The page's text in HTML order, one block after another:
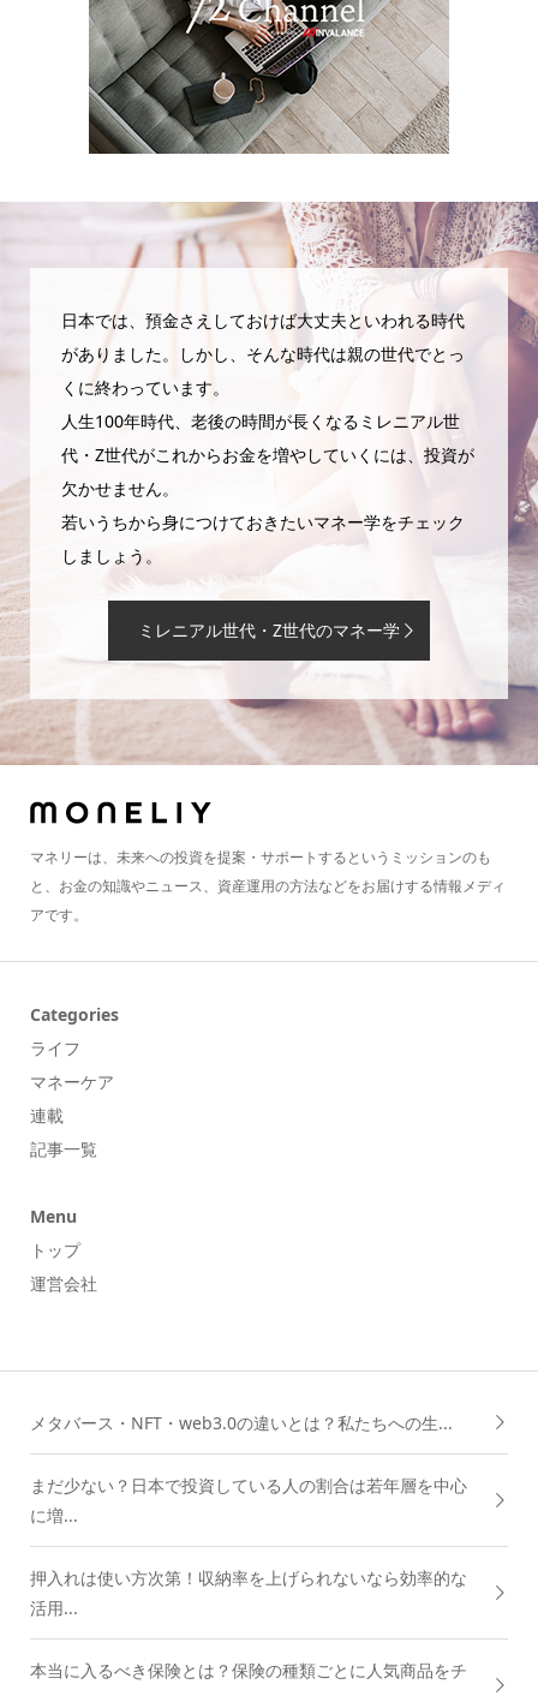
日本では、預金さえしておけば大丈夫といわれる時代
がありました。しかし、そんな時代は親の世代でとっ
くに終わっています。
人生100年時代、老後の時間が長くなるミレニアル世
代・Z世代がこれからお金を増やしていくには、投資が
欠かせません。
若いうちから身につけておきたいマネー学をチェック
しましょう。
ミレニアル世代・Z世代のマネー学
マネリーは、未来への投資を提案・サポートするというミッションのも
と、お金の知識やニュース、資産運用の方法などをお届けする情報メディ
アです。
Categories
ライフ
マネーケア
連載
記事一覧
Menu
トップ
運営会社
メタバース・NFT・web3.0の違いとは？私たちへの生...
まだ少ない？日本で投資している人の割合は若年層を中心
に増...
押入れは使い方次第！収納率を上げられないなら効率的な
活用...
本当に入るべき保険とは？保険の種類ごとに人気商品をチ